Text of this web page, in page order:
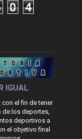
0 4
IGUAL
con el fin de tener
de los deportes,
deportivos a
el objetivo final